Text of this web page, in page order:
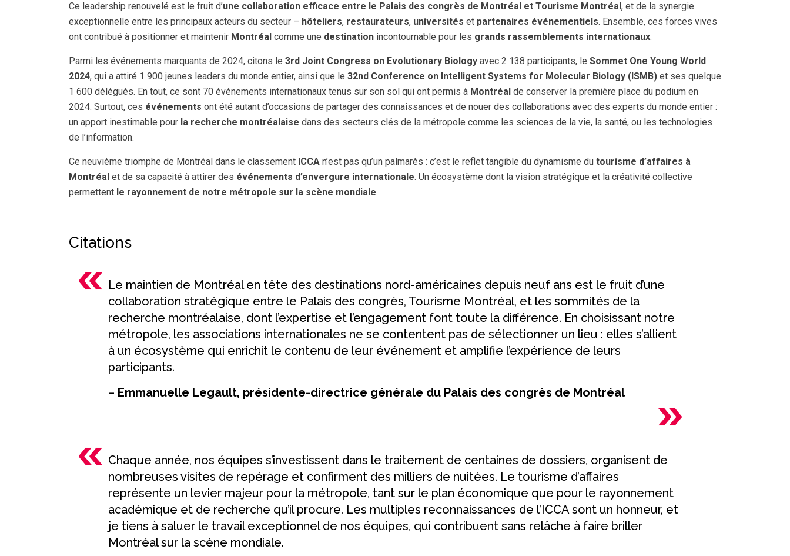
Ce leadership renouvelé est le fruit d’une collaboration efficace entre le Palais des congrès de Montréal et Tourisme Montréal , et de la synergie
exceptionnelle entre les principaux acteurs du secteur – hôteliers, restaurateurs, universités et partenaires événementiels. Ensemble, ces forces vives
ont contribué à positionner et maintenir Montréal comme une destination incontournable pour les grands rassemblements internationaux.
Parmi les événements marquants de 2024, citons le 3rd Joint Congress on Evolutionary Biology avec 2 138 participants, le Sommet One Young World
2024, qui a attiré 1 900 jeunes leaders du monde entier, ainsi que le 32nd Conference on Intelligent Systems for Molecular Biology (ISMB) et ses quelque
1 600 délégués. En tout, ce sont 70 événements internationaux tenus sur son sol qui ont permis à Montréal de conserver la première place du podium en
2024. Surtout, ces événements ont été autant d’occasions de partager des connaissances et de nouer des collaborations avec des experts du monde entier :
un apport inestimable pour la recherche montréalaise dans des secteurs clés de la métropole comme les sciences de la vie, la santé, ou les technologies
de l’information.
Ce neuvième triomphe de Montréal dans le classement ICCA n’est pas qu’un palmarès : c’est le reflet tangible du dynamisme du tourisme d’affaires à
Montréal et de sa capacité à attirer des événements d’envergure internationale. Un écosystème dont la vision stratégique et la créativité collective
permettent le rayonnement de notre métropole sur la scène mondiale.
Citations
Le maintien de Montréal en tête des destinations nord-américaines depuis neuf ans est le fruit d’une
collaboration stratégique entre le Palais des congrès, Tourisme Montréal, et les sommités de la
recherche montréalaise, dont l’expertise et l’engagement font toute la différence. En choisissant notre
métropole, les associations internationales ne se contentent pas de sélectionner un lieu : elles s’allient
à un écosystème qui enrichit le contenu de leur événement et amplifie l’expérience de leurs
participants.
– Emmanuelle Legault, présidente-directrice générale du Palais des congrès de Montréal
Chaque année, nos équipes s’investissent dans le traitement de centaines de dossiers, organisent de
nombreuses visites de repérage et confirment des milliers de nuitées. Le tourisme d’affaires
représente un levier majeur pour la métropole, tant sur le plan économique que pour le rayonnement
académique et de recherche qu’il procure. Les multiples reconnaissances de l’ICCA sont un honneur, et
je tiens à saluer le travail exceptionnel de nos équipes, qui contribuent sans relâche à faire briller
Montréal sur la scène mondiale.